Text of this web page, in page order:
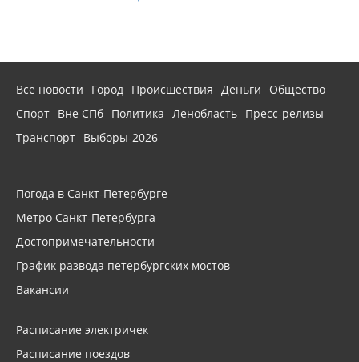
Все новости Город Происшествия Деньги
Общество
Спорт Вне СПб Политика Ленобласть Пресс-релизы
Транспорт Выборы-2026
Погода в Санкт-Петербурге
Метро Санкт-Петербурга
Достопримечательности
График развода петербургских мостов
Вакансии
Расписание электричек
Расписание поездов